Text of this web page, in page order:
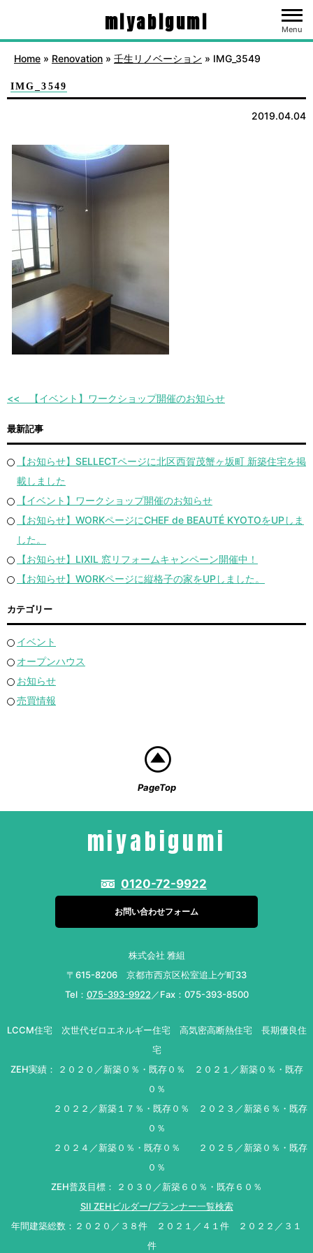
miyabigumi Menu
Home » Renovation » 壬生リノベーション » IMG_3549
IMG_3549
2019.04.04
【イベント】ワークショップ開催のお知らせ
最新記事
【お知らせ】SELLECTページに北区西賀茂蟹ヶ坂町 新築住宅を掲
載しました
【イベント】ワークショップ開催のお知らせ
【お知らせ】WORKページにCHEF de BEAUTÉ KYOTOをUPしま
した。
【お知らせ】LIXIL 窓リフォームキャンペーン開催中！
【お知らせ】WORKページに縦格子の家をUPしました。
カテゴリー
イベント
オープンハウス
お知らせ
売買情報
PageTop
miyabigumi
0120-72-9922
お問い合わせフォーム
株式会社 雅組
〒615-8206 京都市西京区松室追上ゲ町33
Tel： 075-393-9922 ／Fax：075-393-8500
LCCM住宅 次世代ゼロエネルギー住宅 高気密高断熱住宅 長期優良住
宅
ZEH実績： ２０２０／新築０％・既存０％ ２０２１／新築０％・既存
０％
２０２２／新築１７％・既存０％ ２０２３／新築６％・既存
０％
２０２４／新築０％・既存０％ ２０２５／新築０％・既存
０％
ZEH普及目標： ２０３０／新築６０％・既存６０％
SII ZEHビルダー/プランナー一覧検索
年間建築総数：２０２０／３８件 ２０２１／４１件 ２０２２／３１
件